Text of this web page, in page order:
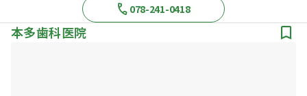
078-241-0418
本多歯科医院